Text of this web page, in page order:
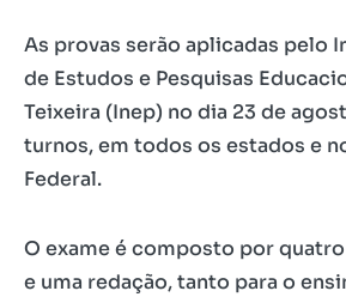
As provas serão aplicadas pelo
de Estudos e Pesquisas
Teixeira (Inep) no dia 23 de
turnos, em todos os estados e
Federal.
O exame é composto por
e uma redação, tanto para o